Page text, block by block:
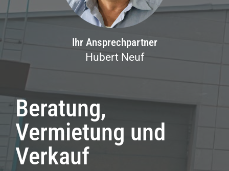
Ihr Ansprechpartner
Hubert Neuf
Beratung,
Vermietung und
Verkauf